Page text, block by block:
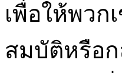
เพื่อให้พว
สมบัติหรือ